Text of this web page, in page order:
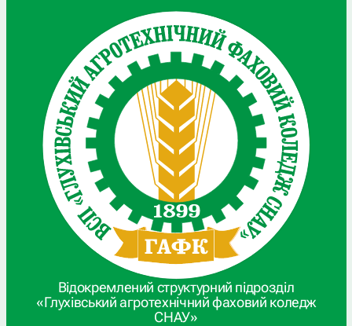
Відокремлений структурний підрозділ
«Глухівський агротехнічний фаховий коледж
СНАУ»